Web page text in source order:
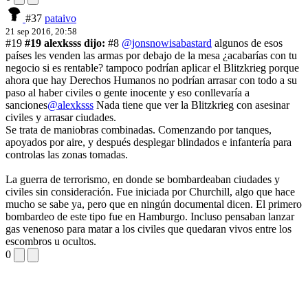
#37 pataivo
21 sep 2016, 20:58
#19 #19 alexksss dijo: #8 @jonsnowisabastard algunos de esos
países les venden las armas por debajo de la mesa ¿acabarías con tu
negocio si es rentable? tampoco podrían aplicar el Blitzkrieg porque
ahora que hay Derechos Humanos no podrían arrasar con todo a su
paso al haber civiles o gente inocente y eso conllevaría a
sanciones@alexksss Nada tiene que ver la Blitzkrieg con asesinar
civiles y arrasar ciudades.
Se trata de maniobras combinadas. Comenzando por tanques,
apoyados por aire, y después desplegar blindados e infantería para
controlas las zonas tomadas.
La guerra de terrorismo, en donde se bombardeaban ciudades y
civiles sin consideración. Fue iniciada por Churchill, algo que hace
mucho se sabe ya, pero que en ningún documental dicen. El primero
bombardeo de este tipo fue en Hamburgo. Incluso pensaban lanzar
gas venenoso para matar a los civiles que quedaran vivos entre los
escombros u ocultos.
0